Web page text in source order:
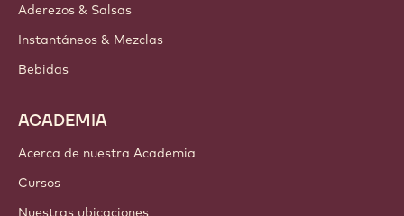
Aderezos & Salsas
Instantáneos & Mezclas
Bebidas
ACADEMIA
Acerca de nuestra Academia
Cursos
Nuestras ubicaciones